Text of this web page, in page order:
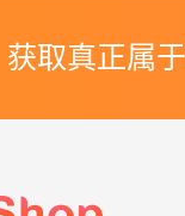
获取真正属